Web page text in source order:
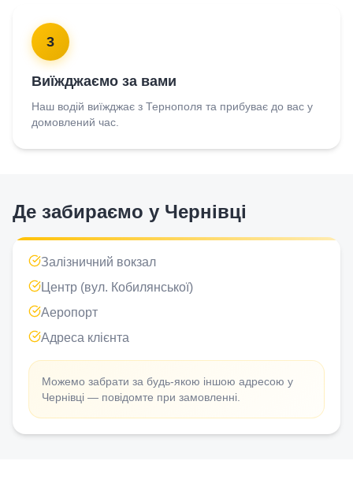
3
Виїжджаємо за вами
Наш водій виїжджає з Тернополя та прибуває до вас у
домовлений час.
Де забираємо у Чернівці
Залізничний вокзал
Центр (вул. Кобилянської)
Аеропорт
Адреса клієнта
Можемо забрати за будь-якою іншою адресою у
Чернівці — повідомте при замовленні.